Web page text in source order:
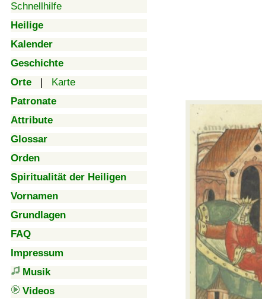
Schnellhilfe
Heilige
Kalender
Geschichte
Orte | Karte
Patronate
Attribute
Glossar
Orden
Spiritualität der Heiligen
Vornamen
Grundlagen
FAQ
Impressum
Musik
Videos